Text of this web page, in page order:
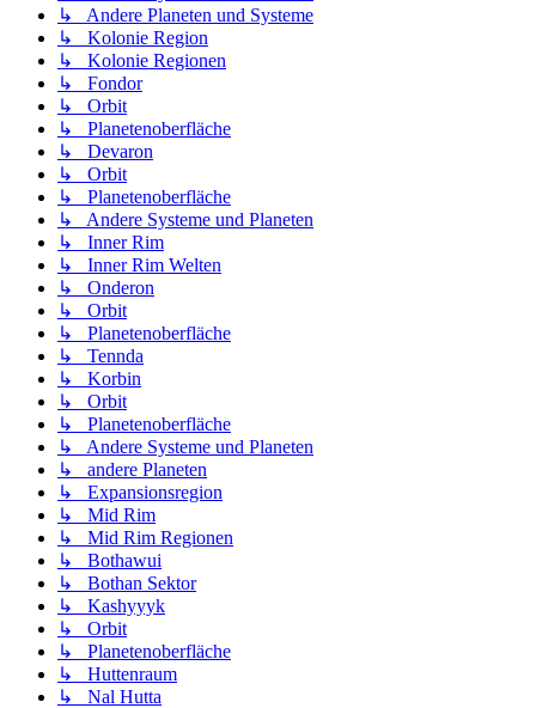
↳ Andere Planeten und Systeme
↳ Kolonie Region
↳ Kolonie Regionen
↳ Fondor
↳ Orbit
↳ Planetenoberfläche
↳ Devaron
↳ Orbit
↳ Planetenoberfläche
↳ Andere Systeme und Planeten
↳ Inner Rim
↳ Inner Rim Welten
↳ Onderon
↳ Orbit
↳ Planetenoberfläche
↳ Tennda
↳ Korbin
↳ Orbit
↳ Planetenoberfläche
↳ Andere Systeme und Planeten
↳ andere Planeten
↳ Expansionsregion
↳ Mid Rim
↳ Mid Rim Regionen
↳ Bothawui
↳ Bothan Sektor
↳ Kashyyyk
↳ Orbit
↳ Planetenoberfläche
↳ Huttenraum
↳ Nal Hutta